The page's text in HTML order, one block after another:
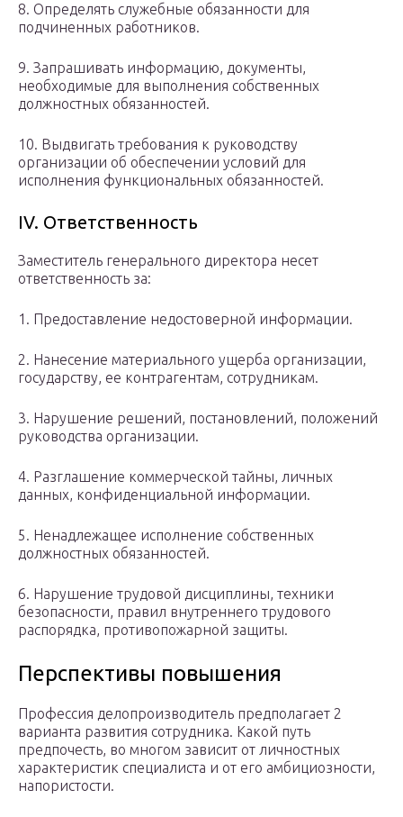
8. Определять служебные обязанности для
подчиненных работников.
9. Запрашивать информацию, документы,
необходимые для выполнения собственных
должностных обязанностей.
10. Выдвигать требования к руководству
организации об обеспечении условий для
исполнения функциональных обязанностей.
ІV. Ответственность
Заместитель генерального директора несет
ответственность за:
1. Предоставление недостоверной информации.
2. Нанесение материального ущерба организации,
государству, ее контрагентам, сотрудникам.
3. Нарушение решений, постановлений, положений
руководства организации.
4. Разглашение коммерческой тайны, личных
данных, конфиденциальной информации.
5. Ненадлежащее исполнение собственных
должностных обязанностей.
6. Нарушение трудовой дисциплины, техники
безопасности, правил внутреннего трудового
распорядка, противопожарной защиты.
Перспективы повышения
Профессия делопроизводитель предполагает 2
варианта развития сотрудника. Какой путь
предпочесть, во многом зависит от личностных
характеристик специалиста и от его амбициозности,
напористости.